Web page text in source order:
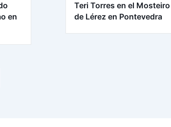
en
Teri Torres en el Mosteiro
de Lérez en Pontevedra